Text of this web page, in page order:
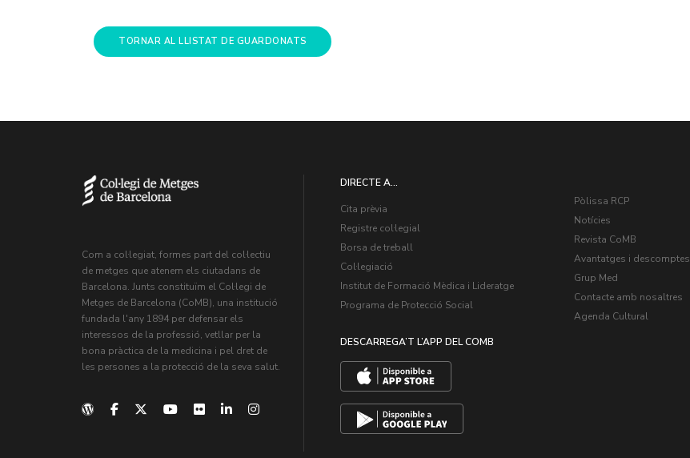
TORNAR AL LLISTAT DE GUARDONATS
Com a col·legiat, formes part del col·lectiu
de metges que atenem els ciutadans de
Barcelona. Junts constituïm el Col·legi de
Metges de Barcelona (CoMB), una institució
fundada l'any 1894 per defensar els
interessos de la professió, vetllar per la
bona pràctica de la medicina i pel dret de
les persones a la protecció de la seva salut.
DIRECTE A...
Cita prèvia
Registre col·legial
Borsa de treball
Col·legiació
Institut de Formació Mèdica i Lideratge
Programa de Protecció Social
DESCARREGA’T L’APP DEL COMB
Pòlissa RCP
Notícies
Revista CoMB
Avantatges i descomptes
Grup Med
Contacte amb nosaltres
Agenda Cultural